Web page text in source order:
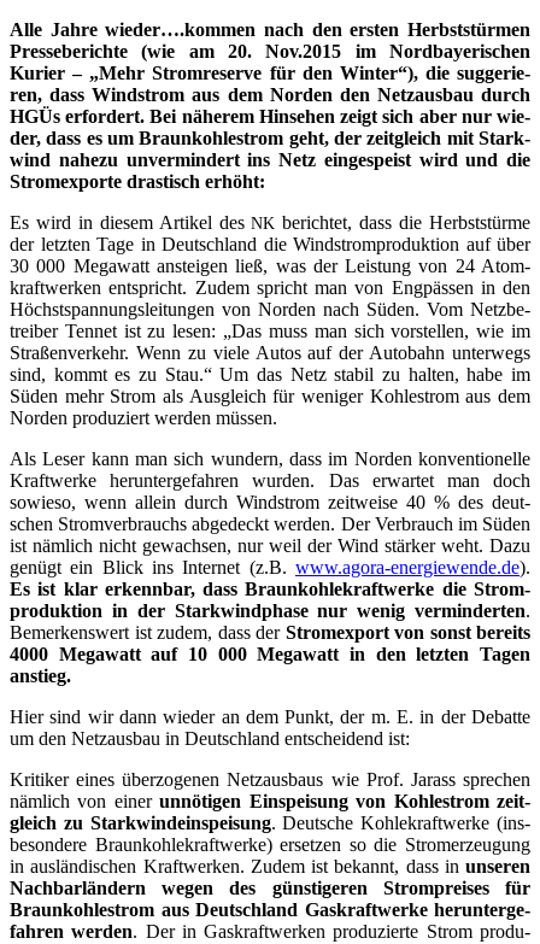
Alle Jah­re wieder….kommen nach den ers­ten Herbst­stür­men
Pres­se­be­rich­te (wie am 20. Nov.2015 im Nord­baye­ri­schen
Kurier – „Mehr Strom­re­ser­ve für den Win­ter“), die sug­ge­rie­
ren, dass Wind­strom aus dem Nor­den den Netz­aus­bau durch
HGÜs erfor­dert. Bei nähe­rem Hin­se­hen zeigt sich aber nur wie­
der, dass es um Braun­koh­lestrom geht, der zeit­gleich mit Stark­
wind nahe­zu unver­min­dert ins Netz ein­ge­speist wird und die
Strom­ex­por­te dras­tisch erhöht:
Es wird in die­sem Arti­kel desNK berich­tet, dass die Herbst­stür­me
der letz­ten Tage in Deutsch­land die Wind­strom­pro­duk­ti­on auf über
30 000 Mega­watt anstei­gen ließ, was der Leis­tung von 24 Atom­
kraft­wer­ken ent­spricht. Zudem spricht man von Eng­päs­sen in den
Höchst­span­nungs­lei­tun­gen von Nor­den nach Süden. Vom Netz­be­
trei­ber Ten­net ist zu lesen: „Das muss man sich vor­stel­len, wie im
Stra­ßen­ver­kehr. Wenn zu vie­le Autos auf der Auto­bahn unter­wegs
sind, kommt es zu Stau.“ Um das Netz sta­bil zu hal­ten, habe im
Süden mehr Strom als Aus­gleich für weni­ger Koh­lestrom aus dem
Nor­den pro­du­ziert wer­den müssen.
Als Leser kann man sich wun­dern, dass im Nor­den kon­ven­tio­nel­le
Kraft­wer­ke her­un­ter­ge­fah­ren wur­den. Das erwar­tet man doch
sowie­so, wenn allein durch Wind­strom zeit­wei­se 40 % des deut­
schen Strom­ver­brauchs abge­deckt wer­den. Der Ver­brauch im Süden
ist näm­lich nicht gewach­sen, nur weil der Wind stär­ker weht. Dazu
genügt ein Blick ins Inter­net (z.B. www.agora-energiewende.de).
Es ist klar erkenn­bar, dass Braun­koh­le­kraft­wer­ke die Strom­
pro­duk­ti­on in der Stark­wind­pha­se nur wenig ver­min­der­ten.
Bemer­kens­wert ist zudem, dass der Strom­ex­port von sonst bereits
4000 Mega­watt auf 10 000 Mega­watt in den letz­ten Tagen
anstieg.
Hier sind wir dann wie­der an dem Punkt, der m. E. in der Debat­te
um den Netz­aus­bau in Deutsch­land ent­schei­dend ist:
Kri­ti­ker eines über­zo­ge­nen Netz­aus­baus wie Prof. Jarass spre­chen
näm­lich von einerunnö­ti­gen Ein­spei­sung von Koh­lestrom zeit­
gleich zu Stark­wind­ein­spei­sung. Deut­sche Koh­le­kraft­wer­ke (ins­
be­son­de­re Braun­koh­le­kraft­wer­ke) erset­zen so die Strom­erzeu­gung
in aus­län­di­schen Kraft­wer­ken. Zudem ist bekannt, dass in unse­ren
Nach­bar­län­dern wegen des güns­ti­ge­ren Strom­prei­ses für
Braun­koh­lestrom aus Deutsch­land Gas­kraft­wer­ke her­un­ter­ge­
fah­ren wer­den. Der in Gas­kraft­wer­ken pro­du­zier­te Strom pro­du­